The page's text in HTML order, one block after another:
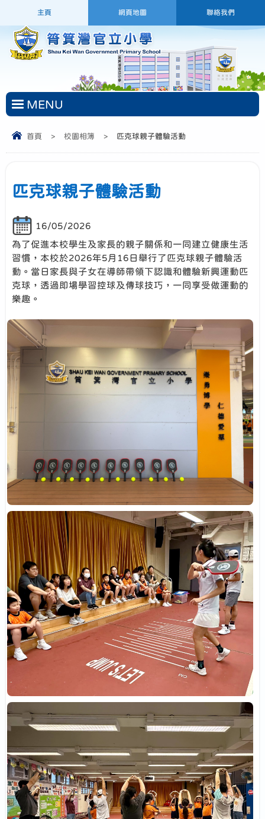
主頁 網頁地圖 聯絡我們
MENU
首頁 > 校園相簿 > 匹克球親子體驗活動
匹克球親子體驗活動
16/05/2026
為了促進本校學生及家長的親子關係和一同建立健康生活
習慣，本校於2026年5月16日舉行了匹克球親子體驗活
動。當日家長與子女在導師帶領下認識和體驗新興運動匹
克球，透過即場學習控球及傳球技巧，一同享受做運動的
樂趣。